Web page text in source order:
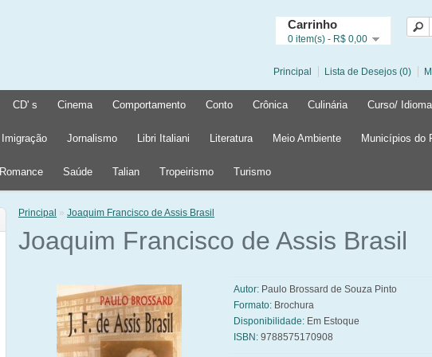
Carrinho
0 item(s) - R$ 0,00
Principal Lista de Desejos (0)
CD' s Cinema Comportamento Conto Crônica Culinária Curso/ Idioma
Imigração Jornalismo Libri Italiani Literatura Meio Ambiente Municípios do
Romance Saúde Talian Tropeirismo Turismo
Principal » Joaquim Francisco de Assis Brasil
Joaquim Francisco de Assis Brasil
Autor: Paulo Brossard de Souza Pinto
Formato: Brochura
Disponibilidade: Em Estoque
ISBN: 9788575170908